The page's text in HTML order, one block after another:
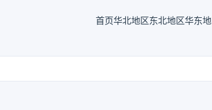
首页华北地区东北地区华东